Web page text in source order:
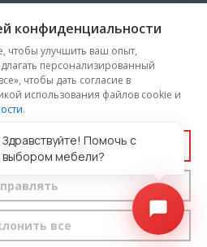
— Все права защищены
ответственности за
материалы, их содержание,
конфиденциальностии
каждый раз, когда оставляете
связи на сайте
конфиденциальности
чтобы улучшить ваш опыт,
персонализированный
чтобы дать согласие в
использования файлов cookie и
.
все
все
Здравствуйте! Помочь с
выбором мебели?